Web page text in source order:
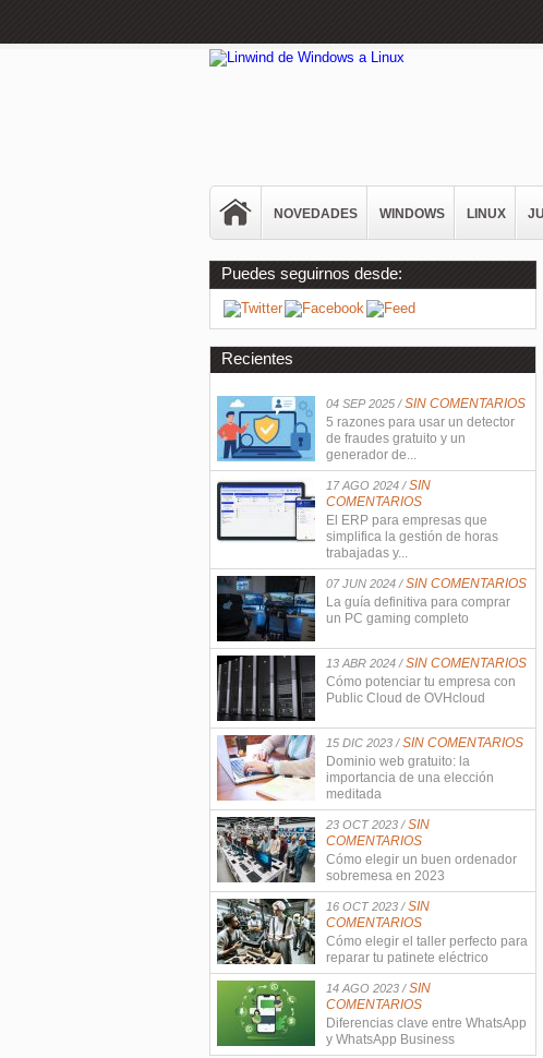
NOVEDADES WINDOWS LINUX
Puedes seguirnos desde:
Recientes
04 SEP 2025 /SIN COMENTARIOS
5 razones para usar un detector
de fraudes gratuito y un
generador de...
17 AGO 2024 /SIN
COMENTARIOS
El ERP para empresas que
simplifica la gestión de horas
trabajadas y...
07 JUN 2024 /SIN COMENTARIOS
La guía definitiva para comprar
un PC gaming completo
13 ABR 2024 /SIN COMENTARIOS
Cómo potenciar tu empresa con
Public Cloud de OVHcloud
15 DIC 2023 /SIN COMENTARIOS
Dominio web gratuito: la
importancia de una elección
meditada
23 OCT 2023 /SIN
COMENTARIOS
Cómo elegir un buen ordenador
sobremesa en 2023
16 OCT 2023 /SIN
COMENTARIOS
Cómo elegir el taller perfecto para
reparar tu patinete eléctrico
14 AGO 2023 /SIN
COMENTARIOS
Diferencias clave entre WhatsApp
y WhatsApp Business